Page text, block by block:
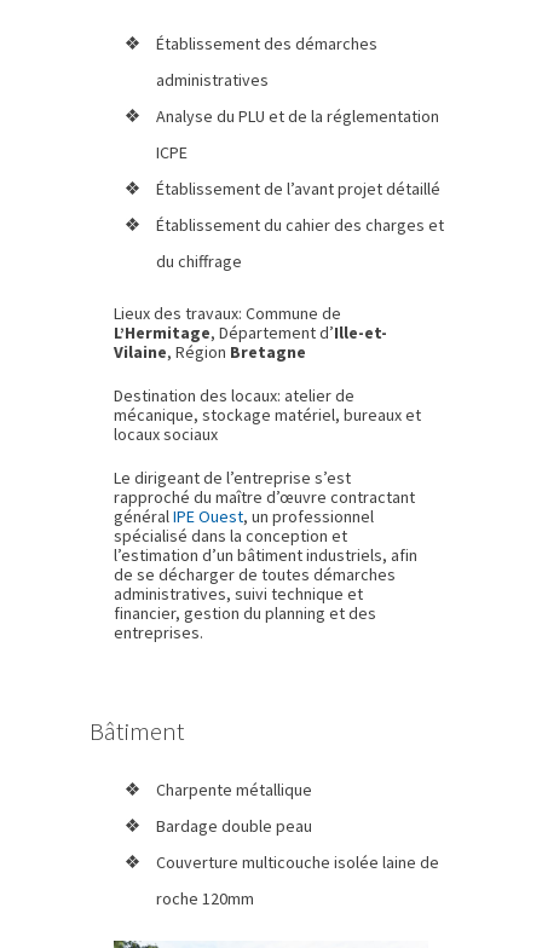
Établissement des démarches
administratives
Analyse du PLU et de la réglementation
ICPE
Établissement de l’avant projet détaillé
Établissement du cahier des charges et
du chiffrage
Lieux des travaux: Commune de
L’Hermitage, Département d’Ille-et-
Vilaine, Région Bretagne
Destination des locaux: atelier de
mécanique, stockage matériel, bureaux et
locaux sociaux
Le dirigeant de l’entreprise s’est
rapproché du maître d’œuvre contractant
généralIPE Ouest, un professionnel
spécialisé dans la conception et
l’estimation d’un bâtiment industriels, afin
de se décharger de toutes démarches
administratives, suivi technique et
financier, gestion du planning et des
entreprises.
Bâtiment
Charpente métallique
Bardage double peau
Couverture multicouche isolée laine de
roche 120mm